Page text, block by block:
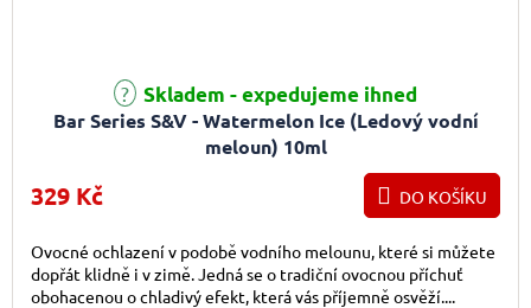
Bar Series S&V - Watermelon Ice (Ledový vodní
meloun) 10ml
Skladem - expedujeme ihned
329 Kč DO KOŠÍKU
Ovocné ochlazení v podobě vodního melounu, které si můžete
dopřát klidně i v zimě. Jedná se o tradiční ovocnou příchuť
obohacenou o chladivý efekt, která vás příjemně osvěží....